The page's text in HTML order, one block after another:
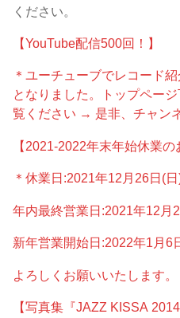
ください。
【YouTube配信500回！】
＊ユーチューブでレコード
となりました。トップペー
覧ください → 是非、チャン
【2021-2022年末年始休業の
＊休業日:2021年12月26日(
年内最終営業日:2021年12月
新年営業開始日:2022年1月6
よろしくお願いいたします。
【写真集『JAZZ KISSA